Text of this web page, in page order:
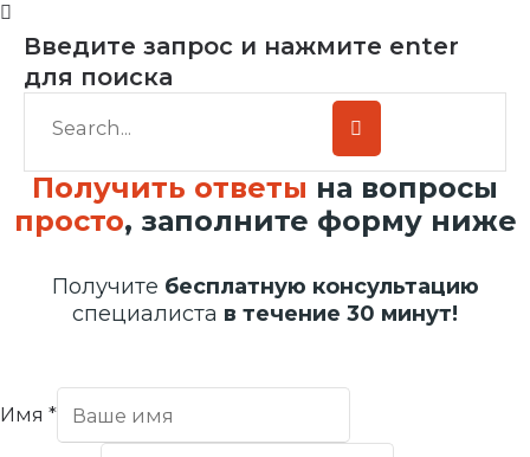
Введите запрос и нажмите enter
для поиска
Получить ответы на вопросы
просто, заполните форму ниже
Получите бесплатную консультацию
специалиста в течение 30 минут!
Имя *